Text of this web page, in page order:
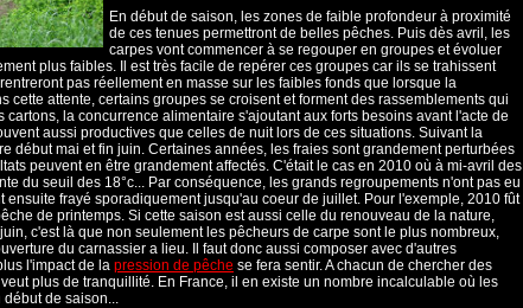
En début de saison, les zones de faible profondeur à proximité
de ces tenues permettront de belles pêches. Puis dès avril, les
carpes vont commencer à se regouper en groupes et évoluer
plus faibles. Il est très facile de repérer ces groupes car ils se trahissent
pas réellement en masse sur les faibles fonds que lorsque la
cette attente, certains groupes se croisent et forment des rassemblements qui
la concurrence alimentaire s'ajoutant aux forts besoins avant l'acte de
aussi productives que celles de nuit lors de ces situations. Suivant la
début mai et fin juin. Certaines années, les fraies sont grandement perturbées
peuvent en être grandement affectés. C'était le cas en 2010 où à mi-avril des
du seuil des 18°c... Par conséquence, les grands regroupements n'ont pas eu
ensuite frayé sporadiquement jusqu'au coeur de juillet. Pour l'exemple, 2010 fût
de printemps. Si cette saison est aussi celle du renouveau de la nature,
c'est là que non seulement les pêcheurs de carpe sont le plus nombreux,
du carnassier a lieu. Il faut donc aussi composer avec d'autres
l'impact de la pression de pêche se fera sentir. A chacun de chercher des
plus de tranquillité. En France, il en existe un nombre incalculable où les
de saison...